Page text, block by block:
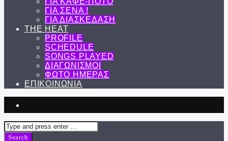
ΓΙΑ ΣΕΝΑ !
ΓΙΑ ΔΙΑΣΚΕΔΑΣΗ
THE HEAT
PROFILE
SCHEDULE
SONGS PLAYED
ΔΙΑΓΩΝΙΣΜΟΙ
ΦΩΤΟ ΗΜΕΡΑΣ
ΕΠΙΚΟΙΝΩΝΙΑ